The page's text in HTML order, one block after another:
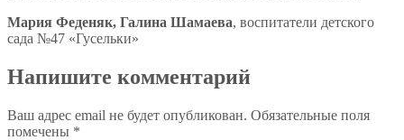
Мария Феденяк, Галина Шамаева, воспитатели детского
сада №47 «Гусельки»
Напишите комментарий
Ваш адрес email не будет опубликован. Обязательные поля
помечены *